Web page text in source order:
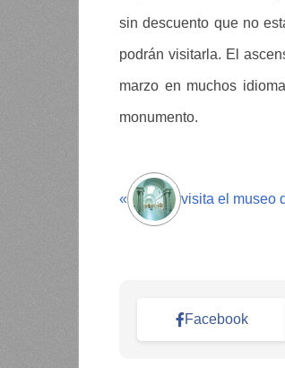
sin descuento que no
podrán visitarla. El
marzo en muchos
monumento.
« visita el museo
Facebook